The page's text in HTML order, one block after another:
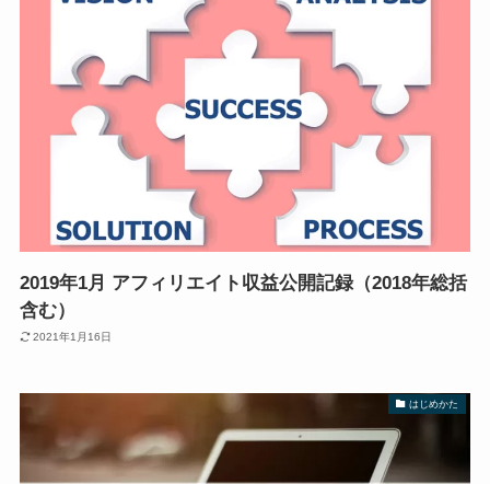
2019年1月 アフィリエイト収益公開記録（2018年総括
含む）
2021年1月16日
はじめかた